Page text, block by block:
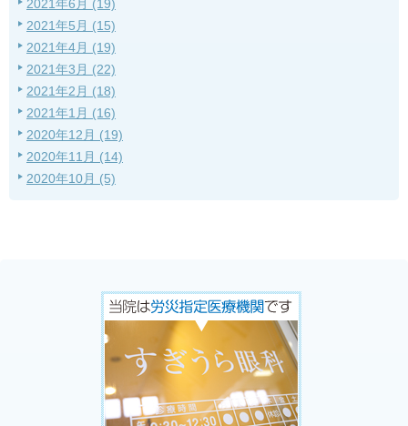
2021年6月 (19)
2021年5月 (15)
2021年4月 (19)
2021年3月 (22)
2021年2月 (18)
2021年1月 (16)
2020年12月 (19)
2020年11月 (14)
2020年10月 (5)